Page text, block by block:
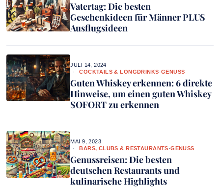
Vatertag: Die besten
Geschenkideen für Männer PLUS
Ausflugsideen
Guten Whiskey erkennen: 6 direkte
Hinweise, um einen guten Whiskey
SOFORT zu erkennen
JULI 14, 2024
COCKTAILS & LONGDRINKS·GENUSS
Genussreisen: Die besten
deutschen Restaurants und
kulinarische Highlights
MAI 9, 2023
BARS, CLUBS & RESTAURANTS·GENUSS